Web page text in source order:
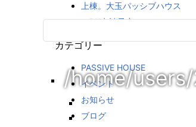
/home/
上棟。大玉パッシブハウス
（PH申請予定）
カテゴリー
PASSIVE HOUSE
イベント
お知らせ
ブログ